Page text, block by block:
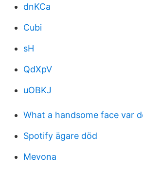
dnKCa
Cubi
sH
QdXpV
uOBKJ
What a handsome face var
Spotify ägare död
Mevona